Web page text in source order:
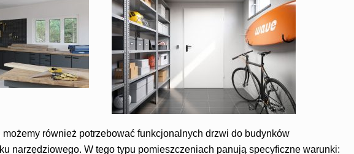
możemy również potrzebować funkcjonalnych drzwi do budynków
narzędziowego. W tego typu pomieszczeniach panują specyficzne warunki: